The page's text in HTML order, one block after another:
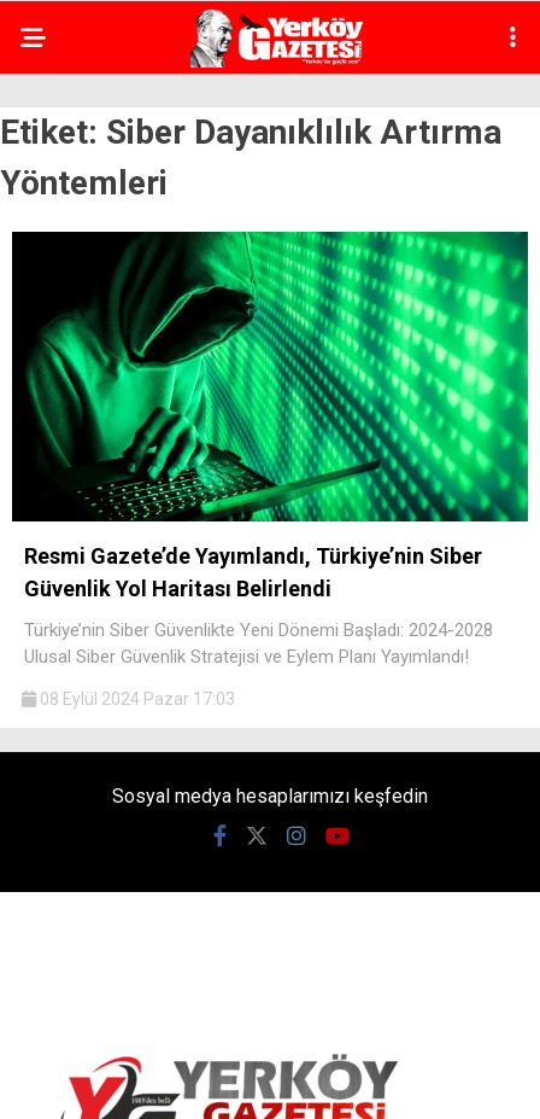
Etiket: Siber Dayanıklılık Artırma
Yöntemleri
Resmi Gazete’de Yayımlandı, Türkiye’nin Siber
Güvenlik Yol Haritası Belirlendi
Türkiye’nin Siber Güvenlikte Yeni Dönemi Başladı: 2024-2028
Ulusal Siber Güvenlik Stratejisi ve Eylem Planı Yayımlandı!
08 Eylül 2024 Pazar 17:03
Sosyal medya hesaplarımızı keşfedin